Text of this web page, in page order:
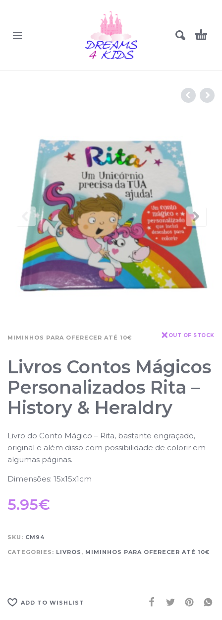
MIMINHOS PARA OFERECER ATÉ 10€ OUT OF STOCK
Livros Contos Mágicos
Personalizados Rita –
History & Heraldry
Livro do Conto Mágico – Rita, bastante engraçado,
original e além disso com possibilidade de colorir em
algumas páginas.
Dimensões: 15x15x1cm
5.95€
SKU: CM94
CATEGORIES: LIVROS , MIMINHOS PARA OFERECER ATÉ 10€
ADD TO WISHLIST